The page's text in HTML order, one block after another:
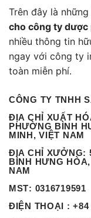
Trên đây là
cho công ty dược
nhiều thông tin
ngay với công ty
toàn miễn phí.
CÔNG TY TNHH
ĐỊA CHỈ XUẤT
PHƯỜNG BÌNH
MINH, VIỆT NAM
ĐỊA CHỈ XƯỞNG:
BÌNH HƯNG
NAM
MST: 0316719591
ĐIỆN THOẠI : +84